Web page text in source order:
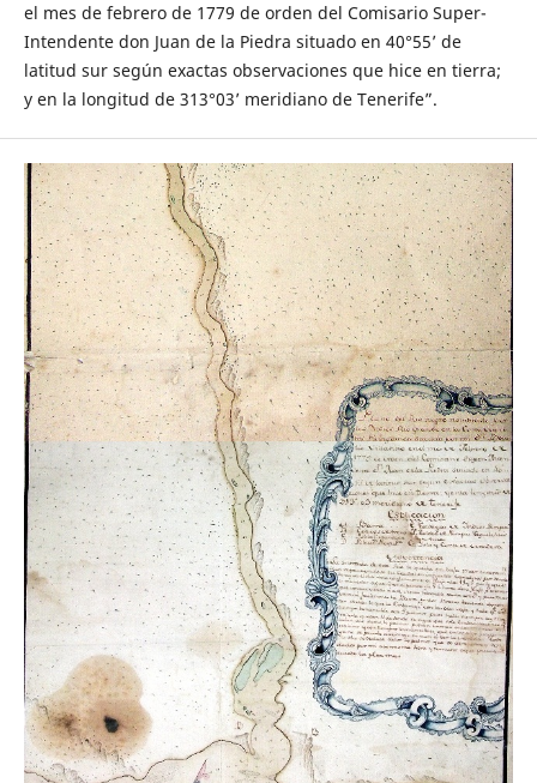
el mes de febrero de 1779 de orden del Comisario Super-
Intendente don Juan de la Piedra situado en 40°55’ de
latitud sur según exactas observaciones que hice en tierra;
y en la longitud de 313°03’ meridiano de Tenerife”.